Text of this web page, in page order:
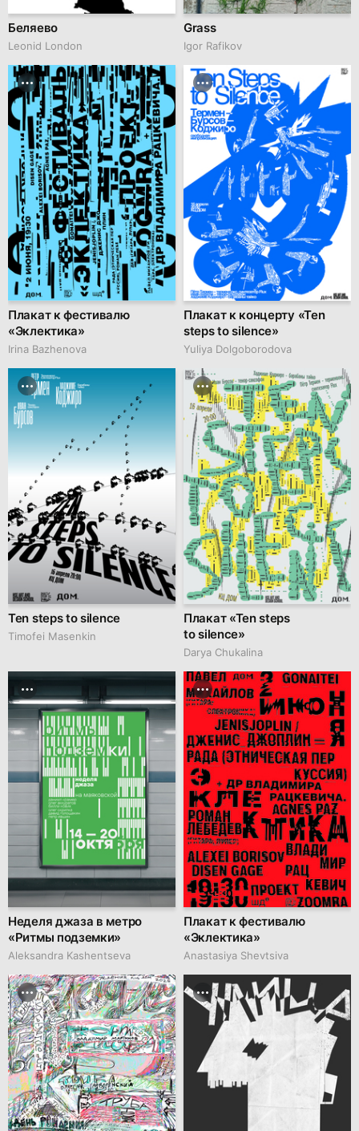
Беляево
Leonid London
Grass
Igor Rafikov
Плакат к фестивалю
«Эклектика»
Irina Bazhenova
Плакат к концерту «Ten
steps to silence»
Yuliya Dolgoborodova
Ten steps to silence
Timofei Masenkin
Плакат «Ten steps
to silence»
Darya Chukalina
Неделя джаза в метро
«Ритмы подземки»
Aleksandra Kashentseva
Плакат к фестивалю
«Эклектика»
Anastasiya Shevtsiva